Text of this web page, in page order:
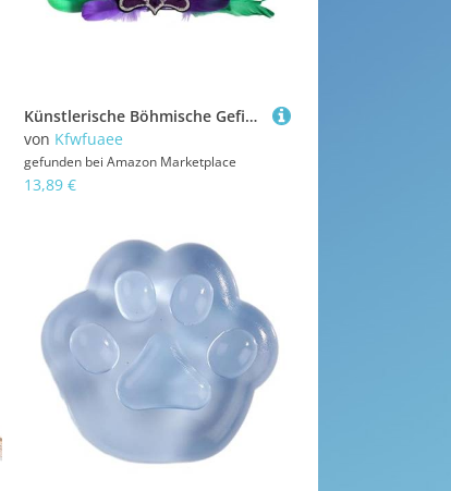
Künstlerische Böhmische Gefiederte Kronen Mit Verstellbarem Band Kulturfest Accessoire Für Partys Und Fotografie Federkopfschmuck Für Fotoshooting
von Kfwfuaee
gefunden bei Amazon Marketplace
13,89 €